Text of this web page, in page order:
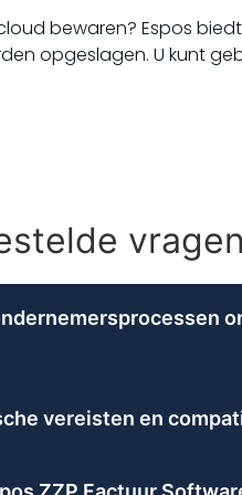
bewaren? Espos
opgeslagen. U kunt
biedt de software
bij aan een
vereisten en